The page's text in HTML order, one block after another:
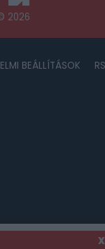
X
2026
BEÁLLÍTÁSOK